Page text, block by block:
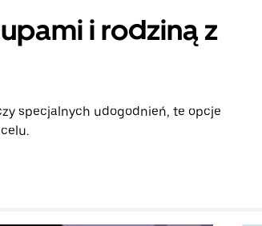
i rodziną z
specjalnych udogodnień, te opcje